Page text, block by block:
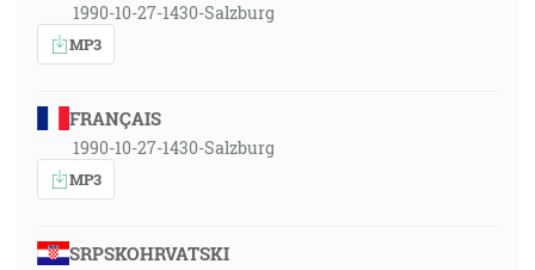
1990-10-27-1430-Salzburg
MP3
FRANÇAIS
1990-10-27-1430-Salzburg
MP3
SRPSKOHRVATSKI